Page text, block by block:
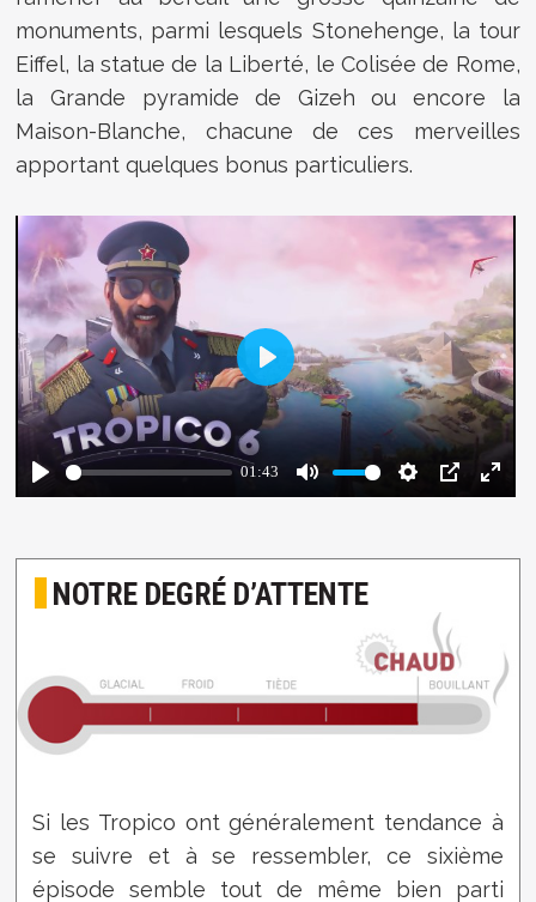
monuments, parmi lesquels Stonehenge, la tour
Eiffel, la statue de la Liberté, le Colisée de Rome,
la Grande pyramide de Gizeh ou encore la
Maison-Blanche, chacune de ces merveilles
apportant quelques bonus particuliers.
NOTRE DEGRÉ D’ATTENTE
Si les Tropico ont généralement tendance à
se suivre et à se ressembler, ce sixième
épisode semble tout de même bien parti